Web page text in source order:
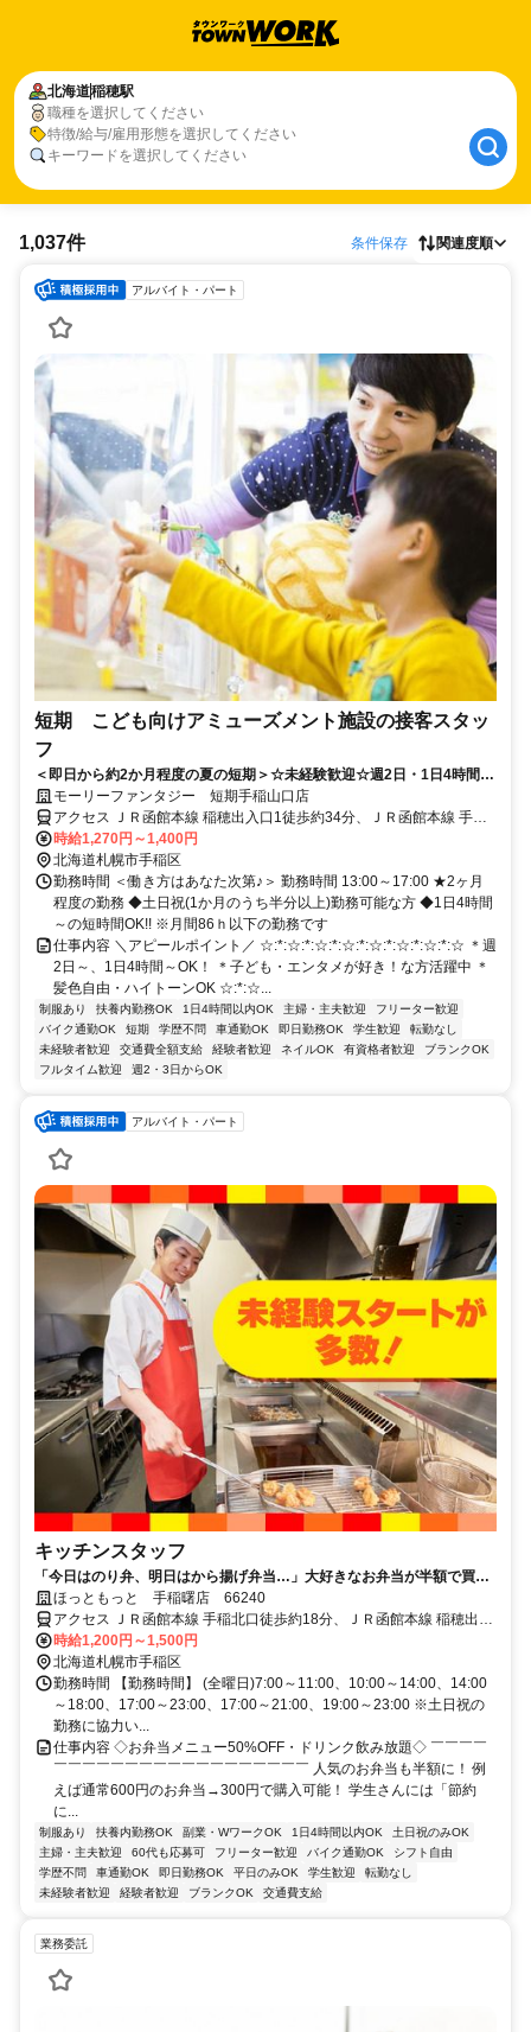
北海道稲穂駅
職種を選択してください
特徴/給与/雇用形態を選択してください
キーワードを選択してください
1,037件 条件保存 関連度順
アルバイト・パート
短期 こども向けアミューズメント施設の接客スタッ
フ
＜即日から約2か月程度の夏の短期＞☆未経験歓迎☆週2日・1日4時間～
OK☆髪色自由
モーリーファンタジー 短期手稲山口店
アクセス ＪＲ函館本線 稲穂出入口1徒歩約34分、ＪＲ函館本線 手稲
北口徒歩約35分、ＪＲ函館本線 星置南口徒歩約37分
時給1,270円～1,400円
北海道札幌市手稲区
勤務時間 ＜働き方はあなた次第♪＞ 勤務時間 13:00～17:00 ★2ヶ月
程度の勤務 ◆土日祝(1か月のうち半分以上)勤務可能な方 ◆1日4時間
～の短時間OK!! ※月間86ｈ以下の勤務です
仕事内容 ＼アピールポイント／ ☆:*:☆:*:☆:*:☆:*:☆:*:☆:*:☆:*:☆ ＊週
2日～、1日4時間～OK！ ＊子ども・エンタメが好き！な方活躍中 ＊
髪色自由・ハイトーンOK ☆:*:☆...
制服あり 扶養内勤務OK 1日4時間以内OK 主婦・主夫歓迎
フリーター歓迎
バイク通勤OK
短期 学歴不問 車通勤OK 即日勤務OK 学生歓迎
転勤なし
未経験者歓迎
交通費全額支給 経験者歓迎 ネイルOK 有資格者歓迎
ブランクOK
フルタイム歓迎
週2・3日からOK
アルバイト・パート
キッチンスタッフ
「今日はのり弁、明日はから揚げ弁当…」大好きなお弁当が半額で買え
るから、今日も働くのが楽しみだ。
ほっともっと 手稲曙店 66240
アクセス ＪＲ函館本線 手稲北口徒歩約18分、ＪＲ函館本線 稲穂出入
口1徒歩約22分、ＪＲ函館本線 星置南口徒歩約31分 【電車】JR函館
本線「手稲駅」より徒歩15分
時給1,200円～1,500円
北海道札幌市手稲区
勤務時間 【勤務時間】 (全曜日)7:00～11:00、10:00～14:00、14:00
～18:00、17:00～23:00、17:00～21:00、19:00～23:00 ※土日祝の
勤務に協力い...
仕事内容 ◇お弁当メニュー50%OFF・ドリンク飲み放題◇ ￣￣￣￣
￣￣￣￣￣￣￣￣￣￣￣￣￣￣￣￣￣￣ 人気のお弁当も半額に！ 例
えば通常600円のお弁当→300円で購入可能！ 学生さんには「節約
に...
制服あり 扶養内勤務OK 副業・WワークOK 1日4時間以内OK
土日祝のみOK
主婦・主夫歓迎
60代も応募可 フリーター歓迎 バイク通勤OK
シフト自由
学歴不問
車通勤OK 即日勤務OK 平日のみOK 学生歓迎
転勤なし
未経験者歓迎
経験者歓迎 ブランクOK 交通費支給
業務委託